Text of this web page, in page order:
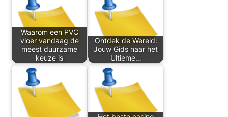
Waarom een PVC
vloer vandaag de
meest duurzame
keuze is
Ontdek de Wereld:
Jouw Gids naar het
Ultieme…